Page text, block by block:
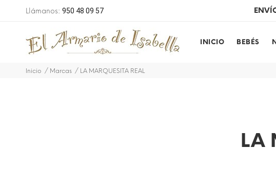
Llámanos: 950 48 09 57
pedidos superiores a 49 euros
INICIO BEBÉS
Inicio Marcas LA MARQUESITA REAL
LA